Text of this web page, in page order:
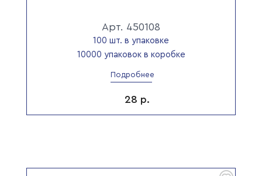
Арт. 450108
100 шт. в упаковке
10000 упаковок в коробке
Подробнее
28 р.